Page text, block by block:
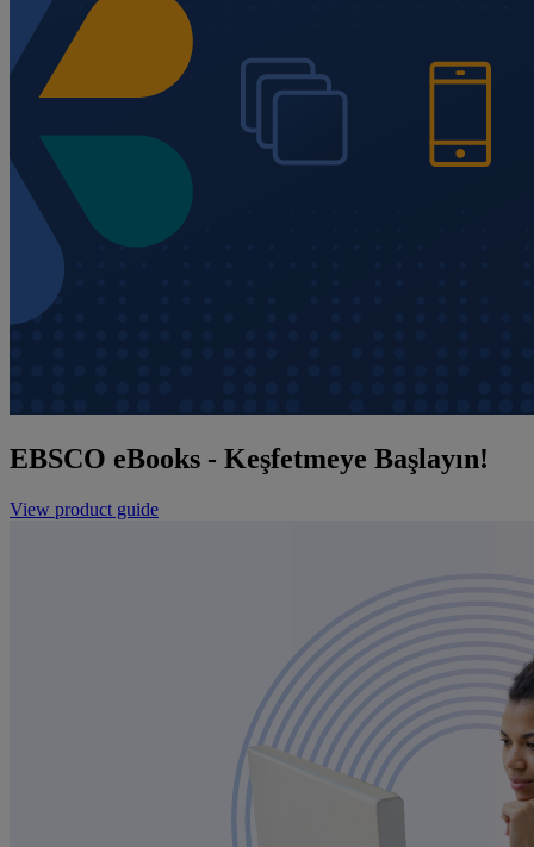
EBSCO eBooks - Keşfetmeye Başlayın!
View product guide